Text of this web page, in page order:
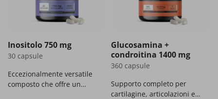
Inositolo 750 mg
30 capsule
Eccezionalmente versatile
composto che offre un
Glucosamina +
condroitina 1400 mg
360 capsule
Supporto completo per
cartilagine, articolazioni e